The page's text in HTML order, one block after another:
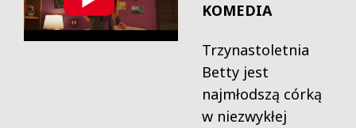
KOMEDIA
Trzynastoletnia
Betty jest
najmłodszą córką
w niezwykłej